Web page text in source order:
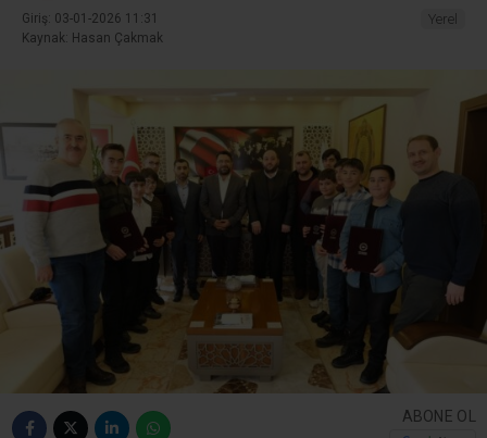
Giriş: 03-01-2026 11:31
Kaynak: Hasan Çakmak
Yerel
ABONE OL